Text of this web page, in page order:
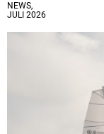
NEWS,
JULI 2026